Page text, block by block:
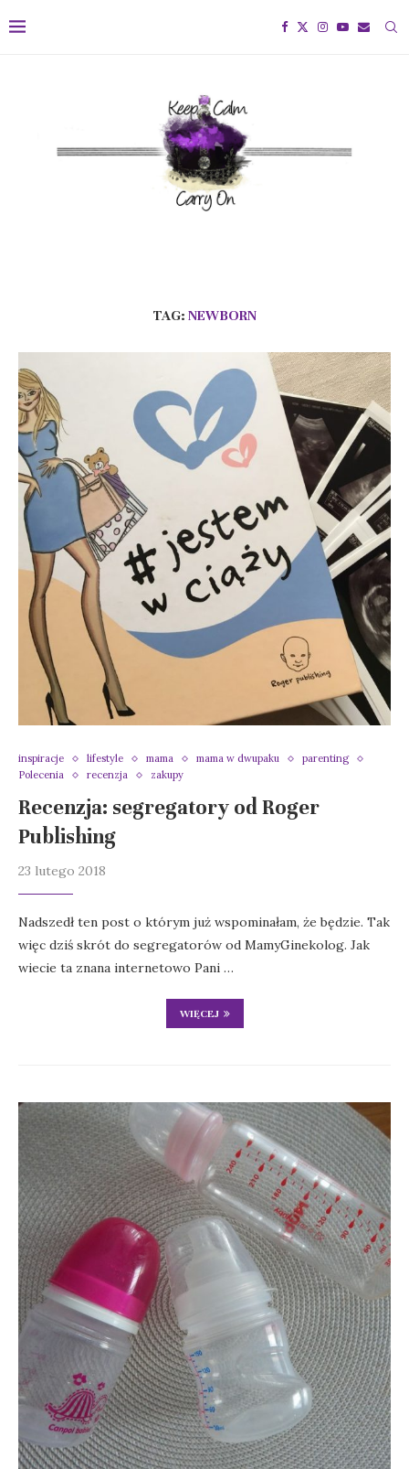
TAG: NEWBORN
inspiracje lifestyle mama mama w dwupaku
parenting
Polecenia
recenzja zakupy
Recenzja: segregatory od Roger
Publishing
23 lutego 2018
Nadszedł ten post o którym już wspominałam, że będzie. Tak
więc dziś skrót do segregatorów od MamyGinekolog. Jak
wiecie ta znana internetowo Pani …
WIĘCEJ